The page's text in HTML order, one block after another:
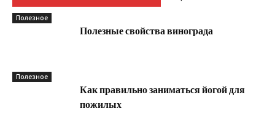
Полезное
Полезные свойства винограда
Полезное
Как правильно заниматься йогой для
пожилых